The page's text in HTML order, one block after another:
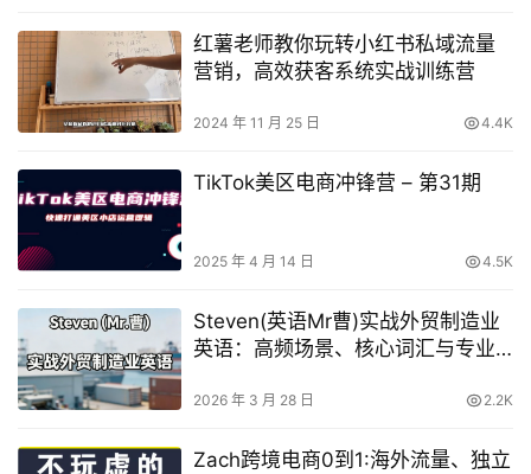
红薯老师教你玩转小红书私域流量
营销，高效获客系统实战训练营
2024 年 11 月 25 日 4.4K
TikTok美区电商冲锋营 – 第31期
2025 年 4 月 14 日 4.5K
Steven(英语Mr曹)实战外贸制造业
英语：高频场景、核心词汇与专业
2026 年 3 月 28 日 2.2K
Zach跨境电商0到1:海外流量、独立